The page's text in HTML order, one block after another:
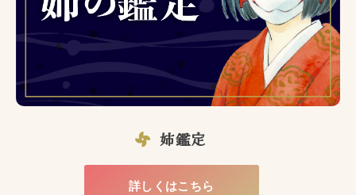
姉鑑定
詳しくはこちら